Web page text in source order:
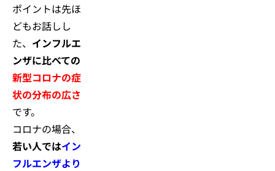
ポイントは先ほ
どもお話しし
た、 インフルエ
ンザに比べての
新型コロナの症
状の分布の広さ
です。
コロナの場合、
若い人ではイン
フルエンザより